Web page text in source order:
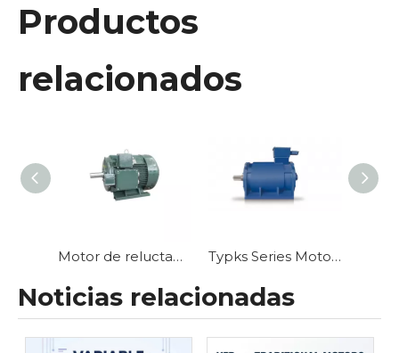
Productos
relacionados
Motor de reluctancia síncrono de frecuencia variable serie TCYP Typks Series Motores magnéticos permanentes refrigerados por agua
Noticias relacionadas